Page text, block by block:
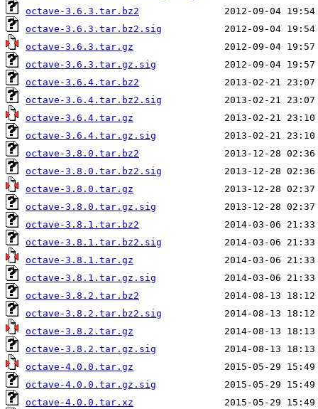
octave-3.6.3.tar.bz2
octave-3.6.3.tar.bz2.sig
octave-3.6.3.tar.gz
octave-3.6.3.tar.gz.sig
octave-3.6.4.tar.bz2
octave-3.6.4.tar.bz2.sig
octave-3.6.4.tar.gz
octave-3.6.4.tar.gz.sig
octave-3.8.0.tar.bz2
octave-3.8.0.tar.bz2.sig
octave-3.8.0.tar.gz
octave-3.8.0.tar.gz.sig
octave-3.8.1.tar.bz2
octave-3.8.1.tar.bz2.sig
octave-3.8.1.tar.gz
octave-3.8.1.tar.gz.sig
octave-3.8.2.tar.bz2
octave-3.8.2.tar.bz2.sig
octave-3.8.2.tar.gz
octave-3.8.2.tar.gz.sig
octave-4.0.0.tar.gz
octave-4.0.0.tar.gz.sig
octave-4.0.0.tar.xz